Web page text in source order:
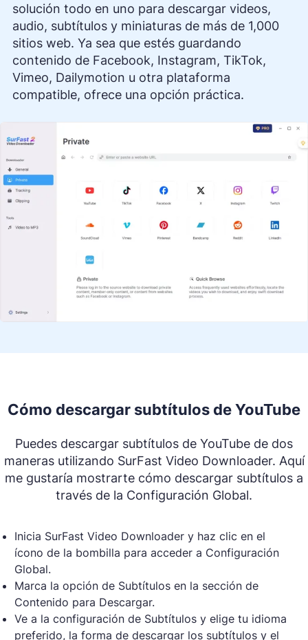
solución todo en uno para descargar videos,
audio, subtítulos y miniaturas de más de 1,000
sitios web. Ya sea que estés guardando
contenido de Facebook, Instagram, TikTok,
Vimeo, Dailymotion u otra plataforma
compatible, ofrece una opción práctica.
Cómo descargar subtítulos de YouTube
Puedes descargar subtítulos de YouTube de dos
maneras utilizando SurFast Video Downloader. Aquí
me gustaría mostrarte cómo descargar subtítulos a
través de la Configuración Global.
Inicia SurFast Video Downloader y haz clic en el
ícono de la bombilla para acceder a Configuración
Global.
Marca la opción de Subtítulos en la sección de
Contenido para Descargar.
Ve a la configuración de Subtítulos y elige tu idioma
preferido, la forma de descargar los subtítulos y el